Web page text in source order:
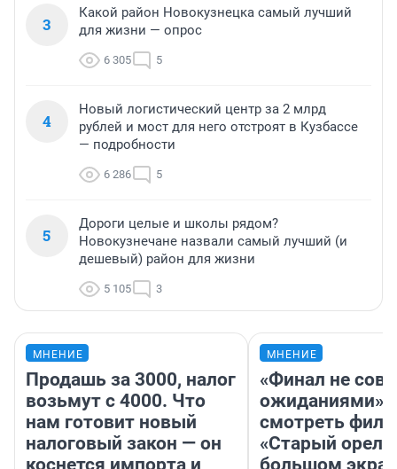
3
Какой район Новокузнецка самый лучший
для жизни — опрос
6 305 5
4
Новый логистический центр за 2 млрд
рублей и мост для него отстроят в Кузбассе
— подробности
6 286 5
5
Дороги целые и школы рядом?
Новокузнечане назвали самый лучший (и
дешевый) район для жизни
5 105 3
МНЕНИЕ
Продашь за 3000, налог
возьмут с 4000. Что
нам готовит новый
налоговый закон — он
коснется импорта и
МНЕНИЕ
«Финал не
ожиданиями»:
смотреть
«Старый орел»
большом